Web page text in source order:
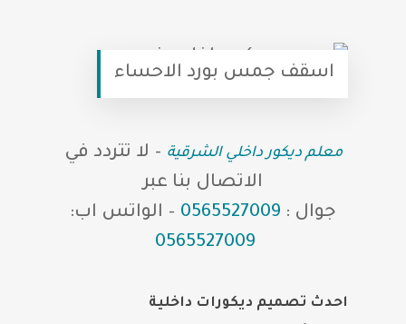
اسقف جمس بورد الاحساء
معلم ديكور داخلي الشرقية – لا تتردد في
الاتصال بنا عبر
جوال : 0565527009 – الواتس اب:
0565527009
احدث تصميم ديكورات داخلية